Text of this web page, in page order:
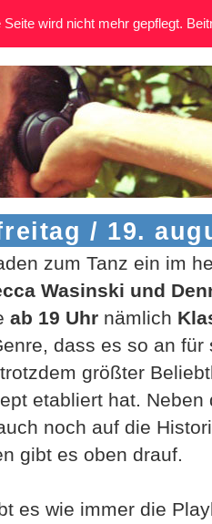
/ 19.
zum Tanz ein im
Wasinski und
ab 19 Uhr nämlich
dass es so an
größter
etabliert hat.
noch auf die
gibt es oben drauf.
es wie immer die
Seite wird nicht mehr gepflegt.